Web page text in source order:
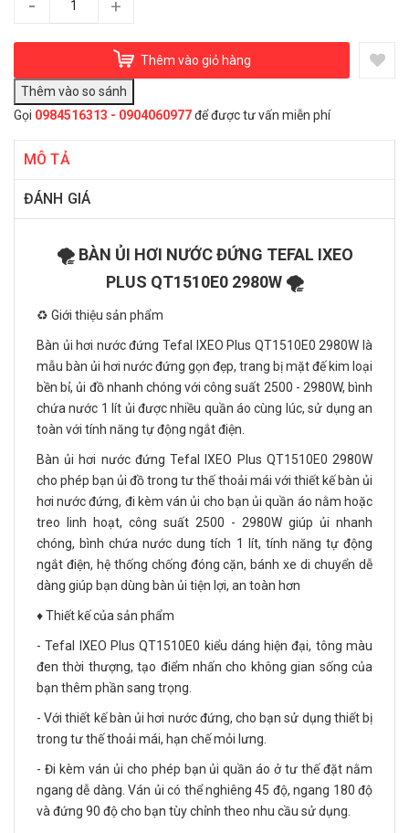
- +
Thêm vào giỏ hàng
Gọi 0984516313 - 0904060977để được tư vấn miễn phí
MÔ TẢ
ĐÁNH GIÁ
🌪️ BÀN ỦI HƠI NƯỚC ĐỨNG TEFAL IXEO
PLUS QT1510E0 2980W 🌪️
♻️ Giới thiệu sản phẩm
Bàn ủi hơi nước đứng Tefal IXEO Plus QT1510E0 2980W là
mẫu bàn ủi hơi nước đứng gọn đẹp, trang bị mặt đế kim loại
bền bỉ, ủi đồ nhanh chóng với công suất 2500 - 2980W, bình
chứa nước 1 lít ủi được nhiều quần áo cùng lúc, sử dụng an
toàn với tính năng tự động ngắt điện.
Bàn ủi hơi nước đứng Tefal IXEO Plus QT1510E0 2980W
cho phép bạn ủi đồ trong tư thế thoải mái với thiết kế bàn ủi
hơi nước đứng, đi kèm ván ủi cho bạn ủi quần áo nằm hoặc
treo linh hoạt, công suất 2500 - 2980W giúp ủi nhanh
chóng, bình chứa nước dung tích 1 lít, tính năng tự động
ngắt điện, hệ thống chống đóng cặn, bánh xe di chuyển dễ
dàng giúp bạn dùng bàn ủi tiện lợi, an toàn hơn
♦️ Thiết kế của sản phẩm
- Tefal IXEO Plus QT1510E0 kiểu dáng hiện đại, tông màu
đen thời thượng, tạo điểm nhấn cho không gian sống của
bạn thêm phần sang trọng.
- Với thiết kế bàn ủi hơi nước đứng, cho bạn sử dụng thiết bị
trong tư thế thoải mái, hạn chế mỏi lưng.
- Đi kèm ván ủi cho phép bạn ủi quần áo ở tư thế đặt nằm
ngang dễ dàng. Ván ủi có thể nghiêng 45 độ, ngang 180 độ
và đứng 90 độ cho bạn tùy chỉnh theo nhu cầu sử dụng.